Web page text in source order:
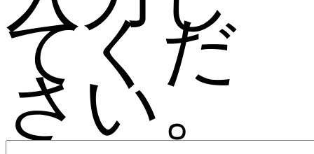
てくだ
さい。